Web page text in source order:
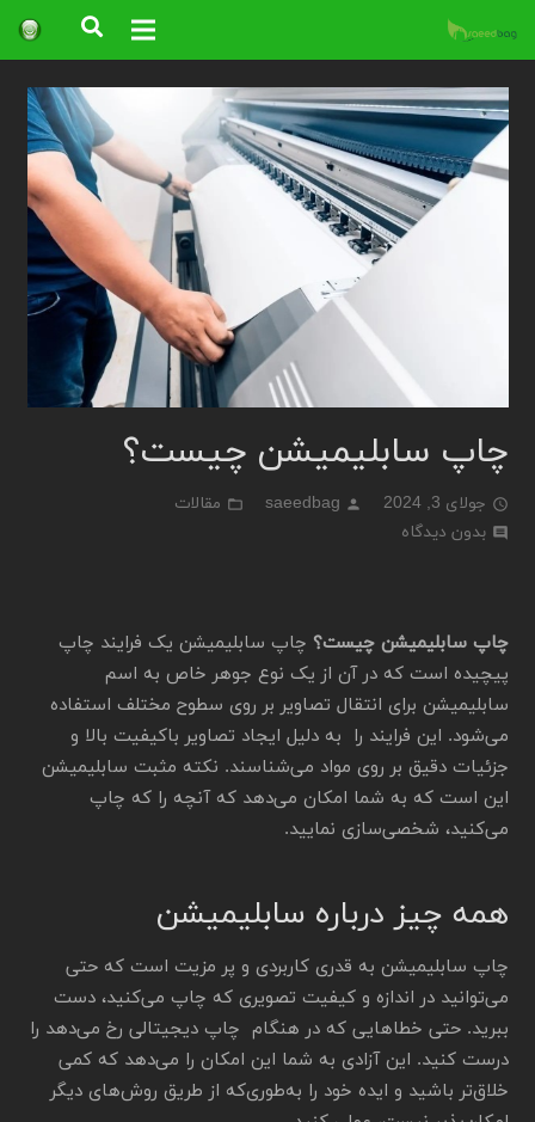
چاپ سابلیمیشن چیست؟
جولای 3, 2024 saeedbag
مقالات
بدون دیدگاه
چاپ سابلیمیشن چیست؟ چاپ سابلیمیشن یک فرایند چاپ
پیچیده است که در آن از یک نوع جوهر خاص به اسم
سابلیمیشن برای انتقال تصاویر بر روی سطوح مختلف استفاده
می‌شود. این فرایند را به دلیل ایجاد تصاویر باکیفیت بالا و
جزئیات دقیق بر روی مواد می‌شناسند. نکته مثبت سابلیمیشن
این است که به شما امکان می‌دهد که آنچه را که چاپ
می‌کنید، شخصی‌سازی نمایید.
همه چیز درباره سابلیمیشن
چاپ سابلیمیشن به قدری کاربردی و پر مزیت است که حتی
می‌توانید در اندازه و کیفیت تصویری که چاپ می‌کنید، دست
ببرید. حتی خطاهایی که در هنگام چاپ دیجیتالی رخ می‌دهد را
درست کنید. این آزادی به شما این امکان را می‌دهد که کمی
خلاق‌تر باشید و ایده خود را به‌طوری‌که از طریق روش‌های دیگر